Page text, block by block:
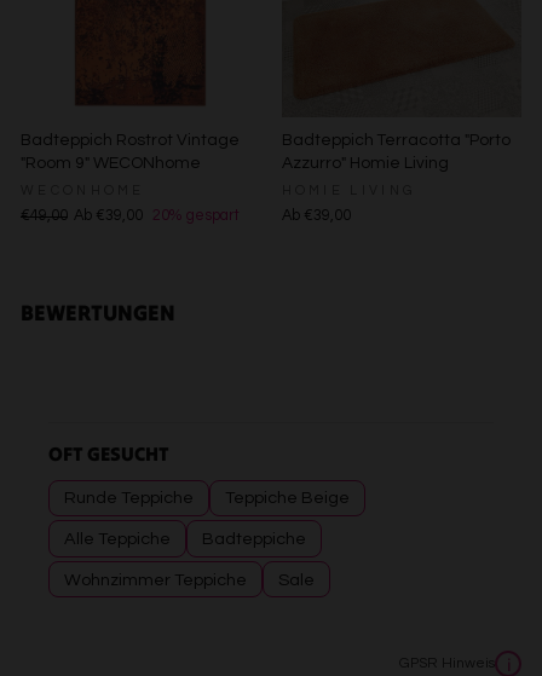
Badteppich Rostrot Vintage
"Room 9" WECONhome
€49,00 Ab €39,00 20% gespart
Badteppich Terracotta "Porto
Azzurro" Homie Living
Ab €39,00
BEWERTUNGEN
OFT GESUCHT
Runde Teppiche Teppiche Beige
Alle Teppiche Badteppiche
Wohnzimmer Teppiche Sale
GPSR Hinweis i